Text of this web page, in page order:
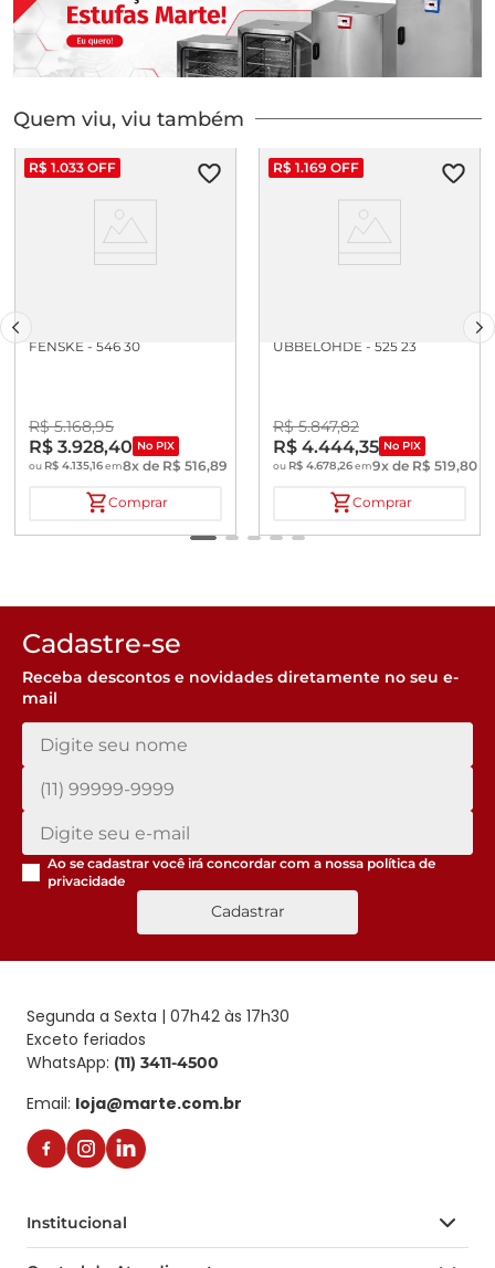
Quem viu, viu também
R$ 1.033 OFF
FENSKE - 546 30
R$ 5.168,95
R$ 3.928,40 No PIX
ou R$ 4.135,16em8x de R$ 516,89
Comprar
R$ 1.169 OFF
UBBELOHDE - 525 23
R$ 5.847,82
R$ 4.444,35 No PIX
ou R$ 4.678,26em9x de R$ 519,80
Comprar
Cadastre-se
Receba descontos e novidades diretamente no seu e-
mail
Ao se cadastrar você irá concordar com a nossa política de
privacidade
Cadastrar
Segunda a Sexta | 07h42 às 17h30
Exceto feriados
WhatsApp: (11) 3411-4500
Email: loja@marte.com.br
Institucional